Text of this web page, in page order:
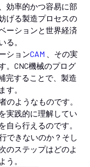
効率的かつ容易に部
げる製造プロセスの
ーションと世界経済
る。
ションCAM
、その実
。CNC機械のプログ
完することで、製造
す。
のようなものです。
実践的に理解してい
自ら行えるのです。
できないのか？そし
のステップはどのよ
う。